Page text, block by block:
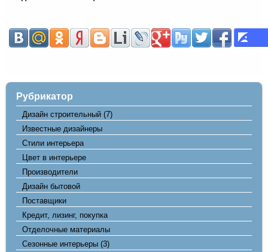
Рубрикатор
Дизайн строительный (7)
Известные дизайнеры
Стили интерьера
Цвет в интерьере
Производители
Дизайн бытовой
Поставщики
Кредит, лизинг, покупка
Отделочные материалы
Сезонные интерьеры (3)